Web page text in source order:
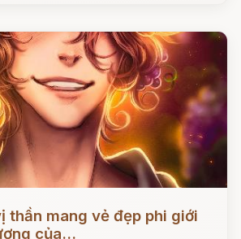
thần mang vẻ đẹp phi giới
của...